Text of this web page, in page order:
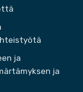
ja
ja